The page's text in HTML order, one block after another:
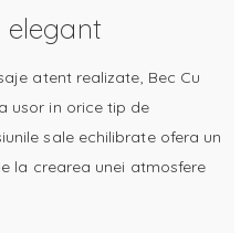
elegant
atent realizate, Bec Cu
usor in orice tip de
sale echilibrate ofera un
la crearea unei atmosfere